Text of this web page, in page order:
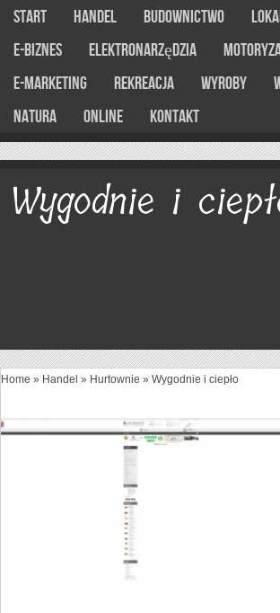
Start Handel Budownictwo
E-Biznes
Elektronarzędzia
E-marketing
Rekreacja Wyroby
Natura
Online Kontakt
Wygodnie i
Home » Handel » Hurtownie » Wygodnie i ciepło